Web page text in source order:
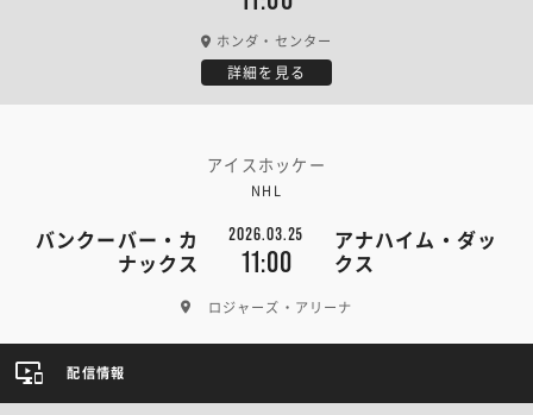
ホンダ・センター
詳細を見る
アイスホッケー
NHL
バンクーバー・カ
ナックス
2026.03.25
11:00
アナハイム・ダッ
クス
ロジャーズ・アリーナ
配信情報